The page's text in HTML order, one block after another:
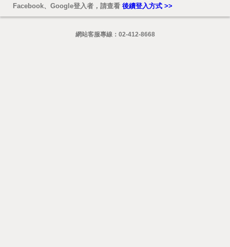
Facebook、Google登入者，請查看 後續登入方式 >>
網站客服專線： 02-412-8668